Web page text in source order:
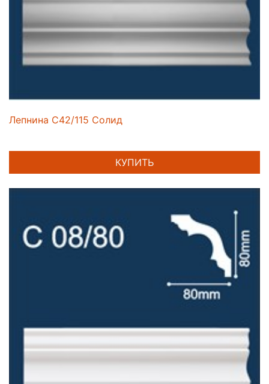
Лепнина C42/115 Солид
КУПИТЬ